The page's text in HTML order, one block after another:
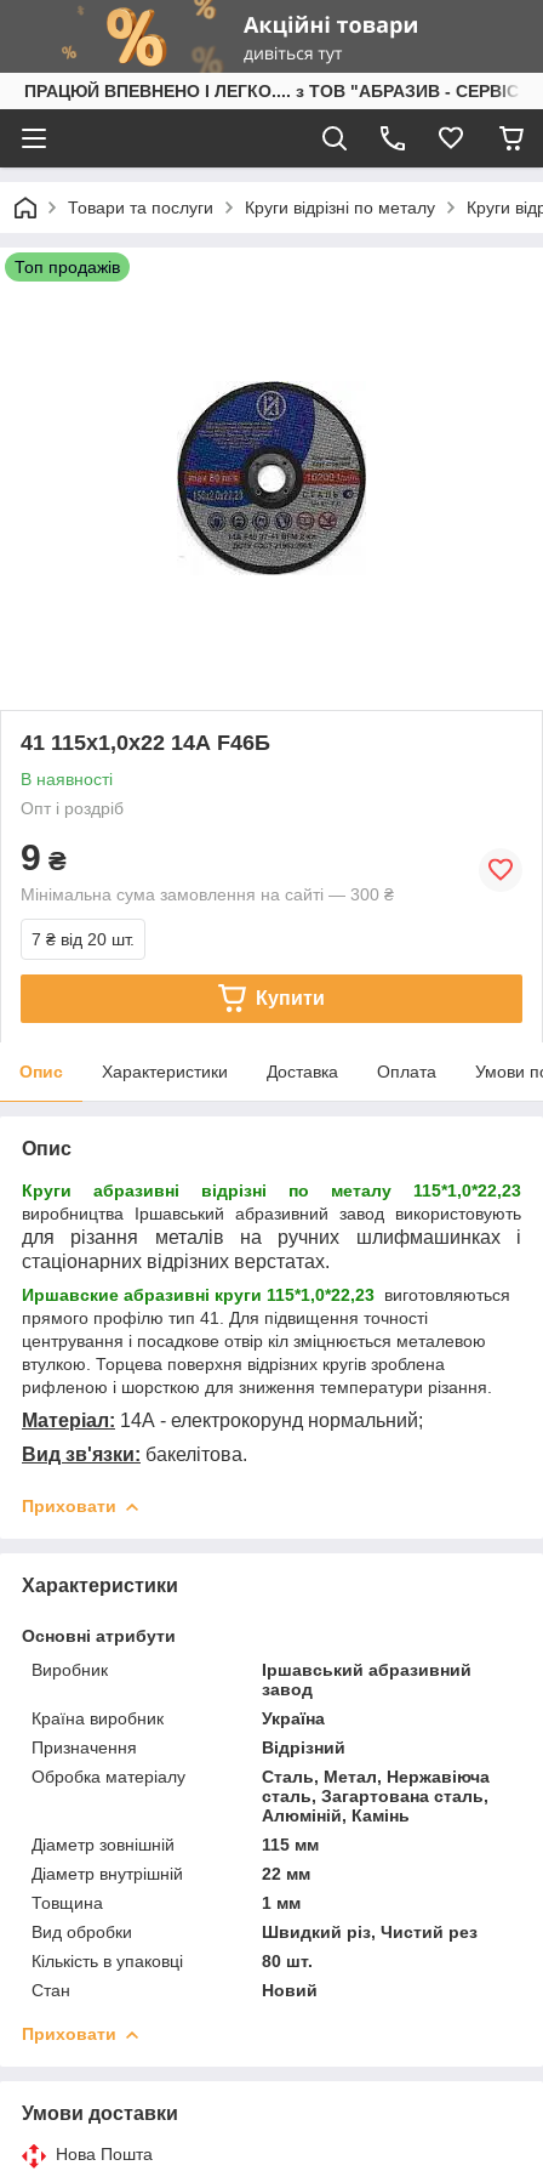
ПРАЦЮЙ ВПЕВНЕНО І ЛЕГКО.... з ТОВ "АБРАЗИВ - СЕРВІС"
Товари та послуги Круги відрізні по металу Круги
Топ продажів
41 115х1,0х22 14А F46Б
В наявності
Опт і роздріб
9 ₴
Мінімальна сума замовлення на сайті — 300 ₴
7 ₴ від 20 шт.
Купити
Опис Характеристики Доставка Оплата Умови
Опис
Круги абразивні відрізні по металу 115*1,0*22,23
виробництва Іршавський абразивний завод використовують
для різання металів на ручних шлифмашинках і
стаціонарних відрізних верстатах.
Иршавские абразивні круги 115*1,0*22,23 виготовляються
прямого профілю тип 41. Для підвищення точності
центрування і посадкове отвір кіл зміцнюється металевою
втулкою. Торцева поверхня відрізних кругів зроблена
рифленою і шорсткою для зниження температури різання.
Матеріал: 14А - електрокорунд нормальний;
Вид зв'язки: бакелітова.
Приховати
Характеристики
Основні атрибути
Виробник
Іршавський абразивний
завод
Країна виробник
Україна
Призначення
Відрізний
Обробка матеріалу
Сталь, Метал, Нержавіюча
сталь, Загартована сталь,
Алюміній, Камінь
Діаметр зовнішній
115 мм
Діаметр внутрішній
22 мм
Товщина
1 мм
Вид обробки
Швидкий різ, Чистий рез
Кількість в упаковці
80 шт.
Стан
Новий
Приховати
Умови доставки
Нова Пошта